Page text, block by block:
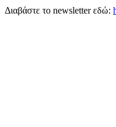
Διαβάστε το newsletter εδώ: